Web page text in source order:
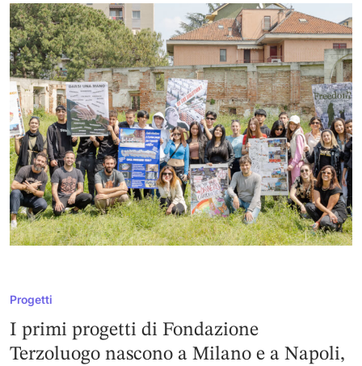
Progetti
I primi progetti di Fondazione
Terzoluogo nascono a Milano e a Napoli,